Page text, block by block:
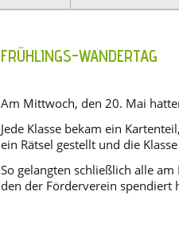
FRÜHLINGS-WANDERTAG
Am Mittwoch, den 20. Mai
Jede Klasse bekam ein
ein Rätsel gestellt und die
So gelangten schließlich alle
den der Förderverein spendiert